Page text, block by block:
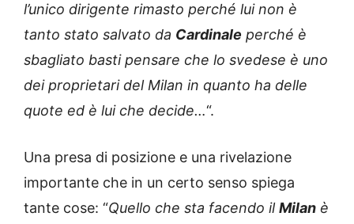
l’unico dirigente rimasto perché lui non è
tanto stato salvato da Cardinale perché è
sbagliato basti pensare che lo svedese è uno
dei proprietari del Milan in quanto ha delle
quote ed è lui che decide…“.
Una presa di posizione e una rivelazione
importante che in un certo senso spiega
tante cose: “Quello che sta facendo ilMilan è